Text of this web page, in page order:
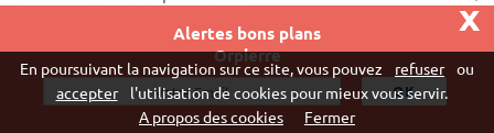
Alertes bons plans
Orpierre
x
Vivaweb SARL - RCS Créteil n°790 591 572
En poursuivant la navigation sur ce site, vous pouvez refuser
ou
accepter
l'utilisation de cookies pour mieux vous servir.
A propos des cookies
Fermer